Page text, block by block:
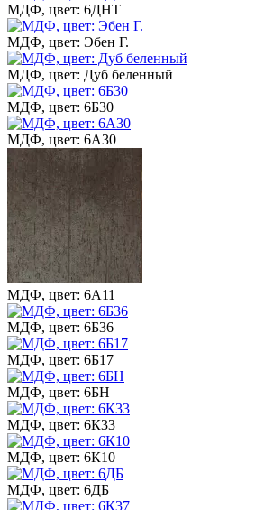
МДФ, цвет: 6ДНТ
МДФ, цвет: Эбен Г.
МДФ, цвет: Дуб беленный
МДФ, цвет: 6Б30
МДФ, цвет: 6А30
МДФ, цвет: 6А11
МДФ, цвет: 6Б36
МДФ, цвет: 6Б17
МДФ, цвет: 6БН
МДФ, цвет: 6К33
МДФ, цвет: 6К10
МДФ, цвет: 6ДБ